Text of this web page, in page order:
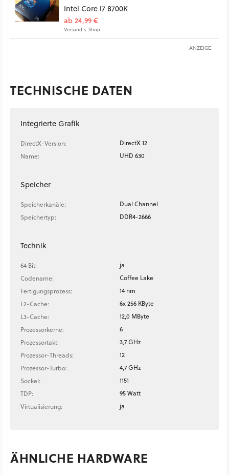
Intel Core i7 8700K
ab 24,99 €
Versand s. Shop
ANZEIGE
TECHNISCHE DATEN
Integrierte Grafik
DirectX-Version:
DirectX 12
Name:
UHD 630
Speicher
Speicherkanäle:
Dual Channel
Speichertyp:
DDR4-2666
Technik
64 Bit:
ja
Codename:
Coffee Lake
Fertigungsprozess:
14 nm
L2-Cache:
6x 256 KByte
L3-Cache:
12,0 MByte
Prozessorkerne:
6
Prozessortakt:
3,7 GHz
Prozessor-Threads:
12
Prozessor-Turbo:
4,7 GHz
Sockel:
1151
TDP:
95 Watt
Virtualisierung:
ja
ÄHNLICHE HARDWARE